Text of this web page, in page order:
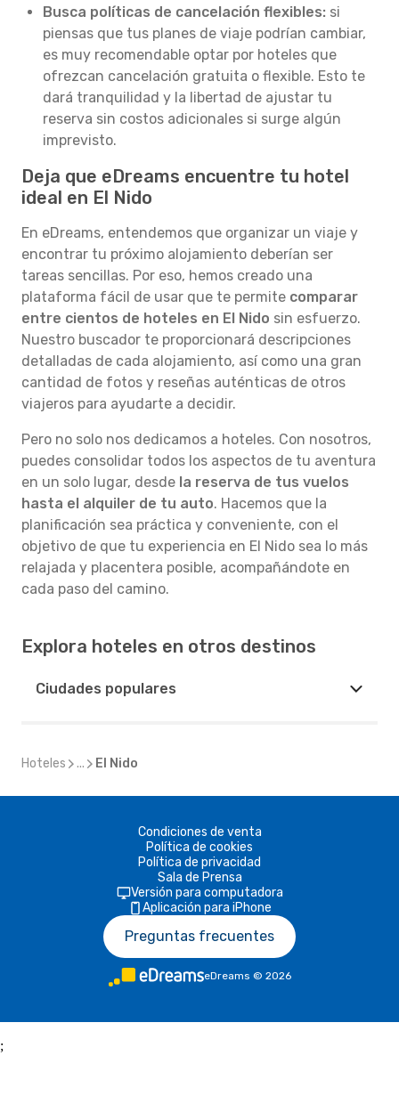
Busca políticas de cancelación flexibles: si
piensas que tus planes de viaje podrían cambiar,
es muy recomendable optar por hoteles que
ofrezcan cancelación gratuita o flexible. Esto te
dará tranquilidad y la libertad de ajustar tu
reserva sin costos adicionales si surge algún
imprevisto.
Deja que eDreams encuentre tu hotel
ideal en El Nido
En eDreams, entendemos que organizar un viaje y
encontrar tu próximo alojamiento deberían ser
tareas sencillas. Por eso, hemos creado una
plataforma fácil de usar que te permite comparar
entre cientos de hoteles en El Nido sin esfuerzo.
Nuestro buscador te proporcionará descripciones
detalladas de cada alojamiento, así como una gran
cantidad de fotos y reseñas auténticas de otros
viajeros para ayudarte a decidir.
Pero no solo nos dedicamos a hoteles. Con nosotros,
puedes consolidar todos los aspectos de tu aventura
en un solo lugar, desde la reserva de tus vuelos
hasta el alquiler de tu auto. Hacemos que la
planificación sea práctica y conveniente, con el
objetivo de que tu experiencia en El Nido sea lo más
relajada y placentera posible, acompañándote en
cada paso del camino.
Explora hoteles en otros destinos
Ciudades populares
Hoteles ... El Nido
Condiciones de venta
Política de cookies
Política de privacidad
Sala de Prensa
Versión para computadora
Aplicación para iPhone
Preguntas frecuentes
eDreams © 2026
;